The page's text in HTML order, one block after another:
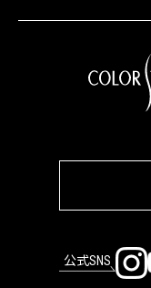
公式SNS